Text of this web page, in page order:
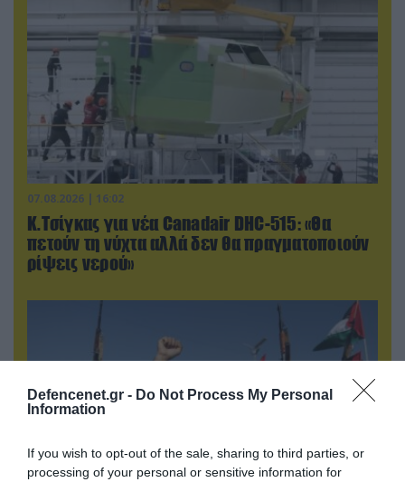
Defencenet.gr - Do Not Process My Personal
Information
If you wish to opt-out of the sale, sharing to third parties, or
processing of your personal or sensitive information for
07.08.2026 | 16:02
Κ.Τσίγκας για νέα Canadair DHC-515: «Θα
πετούν τη νύχτα αλλά δεν θα πραγματοποιούν
ρίψεις νερού»